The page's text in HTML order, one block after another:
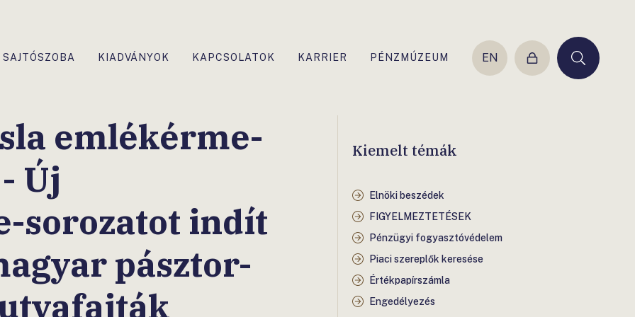
SAJTÓSZOBA KIADVÁNYOK KAPCSOLATOK KARRIER PÉNZMÚZEUM EN
Belépés Keresés
emlékérme-
Új
sorozatot indít
pásztor-
Kiemelt témák
Elnöki beszédek
FIGYELMEZTETÉSEK
Pénzügyi fogyasztóvédelem
Piaci szereplők keresése
Értékpapírszámla
Engedélyezés